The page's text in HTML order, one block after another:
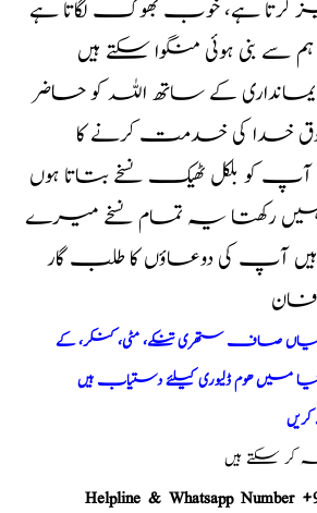
کرتا ہے، خوب بھوک لگاتا ہے
ہم سے بنی ہوئی منگوا سکتے ہیں
کے ساتھ اللہ کو حاضر
خدا کی خدمت کرنے کا
کو بلکل ٹھیک نسخے بتاتا ہوں
رکھتا یہ تمام نسخے میرے
ہیں آپ کی دوعاؤں کا طلب گار
صاف ستھری تنکے، مٹی، کنکر، کے
میں ھوم ڈلیوری کیلئے دستیاب ہیں
کر سکتے ہیں
Helpline & Whatsapp Number